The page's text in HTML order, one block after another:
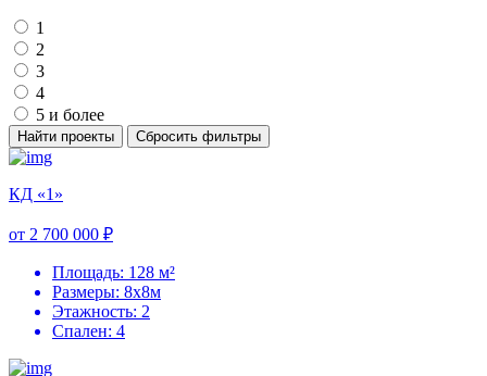
1
2
3
4
5 и более
Найти проекты Сбросить фильтры
КД «1»
от 2 700 000 ₽
Площадь: 128 м²
Размеры: 8х8м
Этажность: 2
Спален: 4